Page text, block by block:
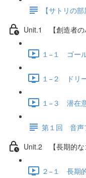
【サトリの
Unit.1 【創造者の
１−１ ゴー
１−２ ドリ
１−３ 潜在
第１回 音声
Unit.2 【長期的な
２−１ 長期